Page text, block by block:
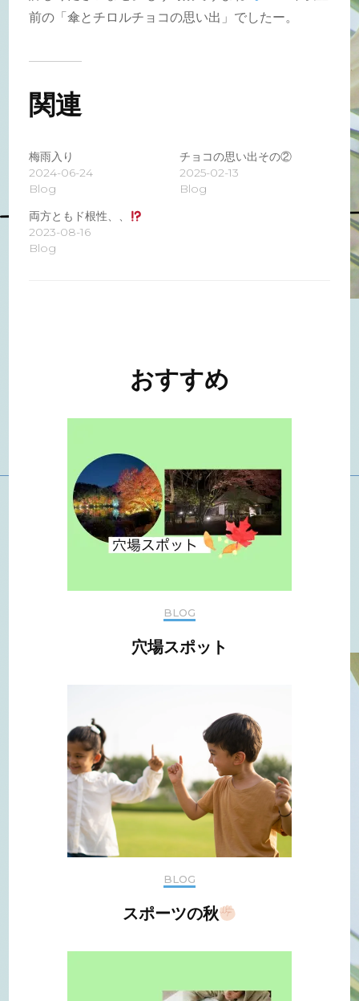
前の「傘とチロルチョコの思い出」でしたー。
関連
梅雨入り
2024-06-24
Blog
チョコの思い出その②
2025-02-13
Blog
両方ともド根性、、
2023-08-16
Blog
おすすめ
BLOG
穴場スポット
BLOG
スポーツの秋